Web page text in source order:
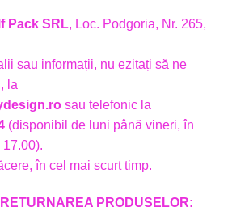
Pack SRL, Loc. Podgoria, Nr. 265,
sau informații, nu ezitați să ne
la
sau telefonic la
(disponibil de luni până vineri, în
în cel mai scurt timp.
PRODUSELOR: